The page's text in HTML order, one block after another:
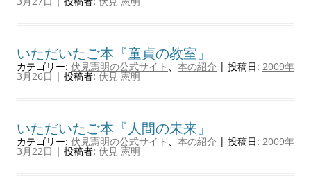
いただいたご本『童貞の教室』
カテゴリー: 伏見憲明の公式サイト 、 本の紹介 | 投稿日: 2009年
3月26日 | 投稿者:伏見 憲明
いただいたご本『人間の未来』
カテゴリー: 伏見憲明の公式サイト 、 本の紹介 | 投稿日: 2009年
3月22日 | 投稿者:伏見 憲明